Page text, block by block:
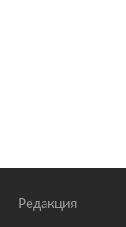
Редакция